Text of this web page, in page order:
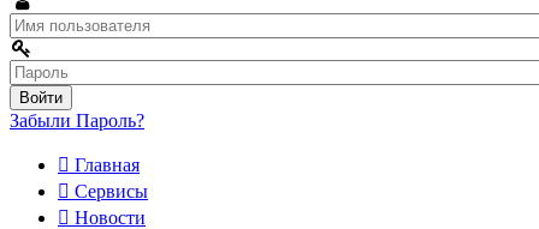
Забыли Пароль?
Главная
Сервисы
Новости